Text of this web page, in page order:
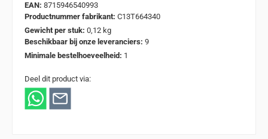
EAN: 8715946540993
Productnummer fabrikant: C13T664340
Gewicht per stuk: 0,12 kg
Beschikbaar bij onze leveranciers: 9
Minimale bestelhoeveelheid: 1
Deel dit product via: